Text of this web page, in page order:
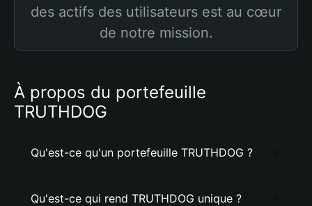
des actifs des utilisateurs est au cœur
de notre mission.
À propos du portefeuille
TRUTHDOG
Qu'est-ce qu'un portefeuille TRUTHDOG ?
Qu'est-ce qui rend TRUTHDOG unique ?